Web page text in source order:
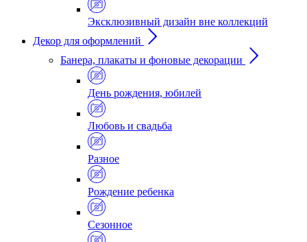
Эксклюзивный дизайн вне коллекций
Декор для оформлений
Банера, плакаты и фоновые декорации
День рождения, юбилей
Любовь и свадьба
Разное
Рождение ребенка
Сезонное